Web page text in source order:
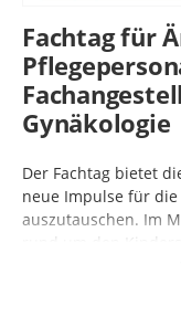
Fachtag für
Gynäkologie
Der Fachtag bietet
neue Impulse für
auszutauschen. Im
rund um den
mit Eltern bei